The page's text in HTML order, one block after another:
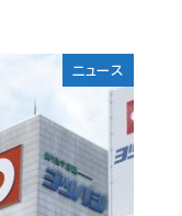
ニュース